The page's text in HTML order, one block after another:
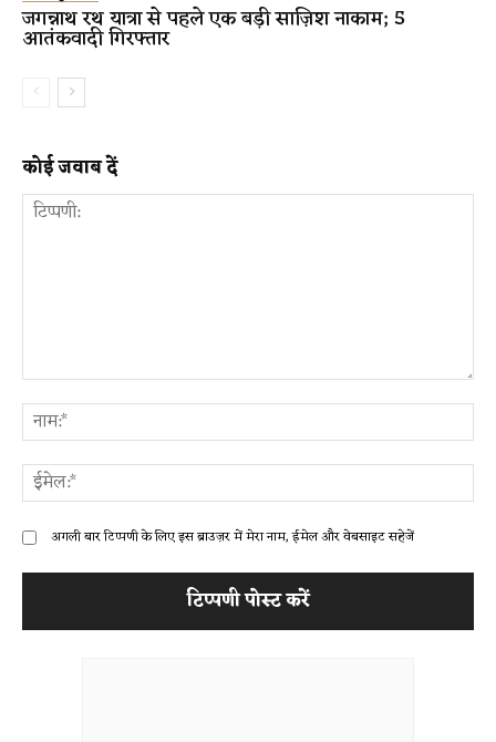
जगन्नाथ रथ यात्रा से पहले एक बड़ी साज़िश नाकाम; 5
आतंकवादी गिरफ्तार
कोई जवाब दें
अगली बार टिप्पणी के लिए इस ब्राउज़र में मेरा नाम, ईमेल और वेबसाइट सहेजें